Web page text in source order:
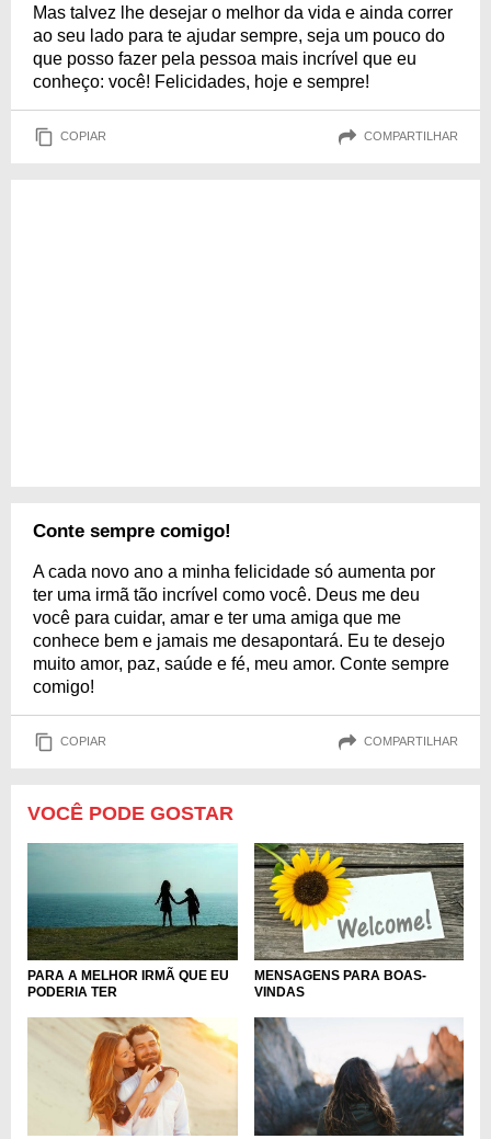
Mas talvez lhe desejar o melhor da vida e ainda correr
ao seu lado para te ajudar sempre, seja um pouco do
que posso fazer pela pessoa mais incrível que eu
conheço: você! Felicidades, hoje e sempre!
COPIAR COMPARTILHAR
Conte sempre comigo!
A cada novo ano a minha felicidade só aumenta por
ter uma irmã tão incrível como você. Deus me deu
você para cuidar, amar e ter uma amiga que me
conhece bem e jamais me desapontará. Eu te desejo
muito amor, paz, saúde e fé, meu amor. Conte sempre
comigo!
COPIAR COMPARTILHAR
VOCÊ PODE GOSTAR
PARA A MELHOR IRMÃ QUE EU
PODERIA TER
MENSAGENS PARA BOAS-
VINDAS